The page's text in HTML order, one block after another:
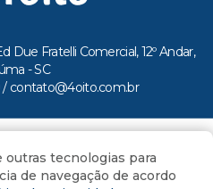
Due Fratelli Comercial, 12º Andar,
- SC
/ contato@4oito.com.br
ao Portal 4oito
outras tecnologias para
de navegação de acordo